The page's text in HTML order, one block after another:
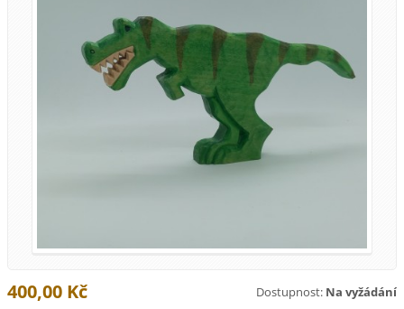
Dostupnost: Na vyžádání
400,00 Kč